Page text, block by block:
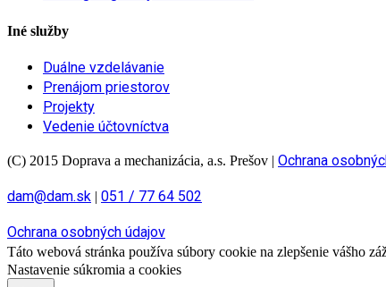
Iné služby
Duálne vzdelávanie
Prenájom priestorov
Projekty
Vedenie účtovníctva
(C) 2015 Doprava a mechanizácia, a.s. Prešov | Ochrana
dam@dam.sk | 051 / 77 64 502
Ochrana osobných údajov
Táto webová stránka používa súbory cookie na zlepšenie vášho
Nastavenie súkromia a cookies